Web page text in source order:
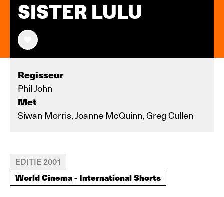
SISTER LULU
Regisseur
Phil John
Met
Siwan Morris, Joanne McQuinn, Greg Cullen
EDITIE 2001
World Cinema - International Shorts